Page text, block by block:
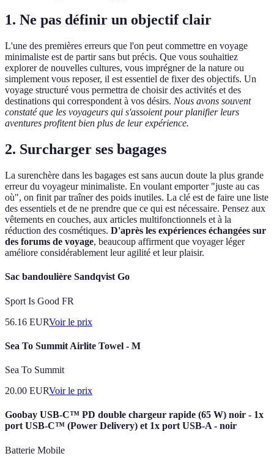
1. Ne pas définir un objectif clair
L'une des premières erreurs que l'on peut commettre en voyage
minimaliste est de partir sans but précis. Que vous souhaitiez
explorer de nouvelles cultures, vous imprégner de la nature ou
simplement vous reposer, il est essentiel de fixer des objectifs. Un
voyage structuré vous permettra de choisir des activités et des
destinations qui correspondent à vos désirs. Nous avons souvent
constaté que les voyageurs qui s'assoient pour planifier leurs
aventures profitent bien plus de leur expérience.
2. Surcharger ses bagages
La surenchère dans les bagages est sans aucun doute la plus grande
erreur du voyageur minimaliste. En voulant emporter "juste au cas
où", on finit par traîner des poids inutiles. La clé est de faire une liste
des essentiels et de ne prendre que ce qui est nécessaire. Pensez aux
vêtements en couches, aux articles multifonctionnels et à la
réduction des cosmétiques. D'après les expériences échangées sur
des forums de voyage, beaucoup affirment que voyager léger
améliore considérablement leur agilité et leur plaisir.
Sac bandoulière Sandqvist Go
Sport Is Good FR
56.16 EURVoir le prix
Sea To Summit Airlite Towel - M
Sea To Summit
20.00 EURVoir le prix
Goobay USB-C™ PD double chargeur rapide (65 W) noir - 1x
port USB-C™ (Power Delivery) et 1x port USB-A - noir
Batterie Mobile